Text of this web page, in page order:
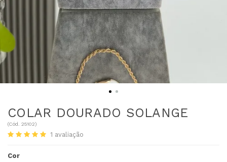
COLAR DOURADO SOLANGE
(Cód. 25102)
1 avaliação
Cor